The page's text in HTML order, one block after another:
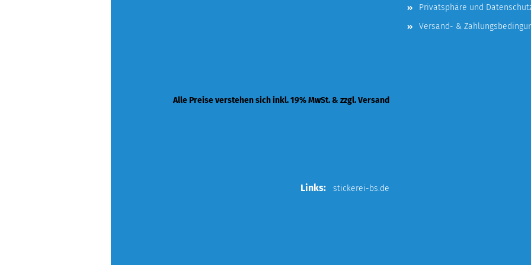
Privatsphäre und
Versand- &
Alle Preise verstehen sich inkl. 19% MwSt. & zzgl. Versand
Links: stickerei-bs.de